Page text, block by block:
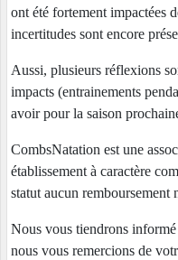
ont été fortement impactées
incertitudes sont encore
Aussi, plusieurs réflexions
impacts (entrainements
avoir pour la saison
CombsNatation est une
établissement à caractère
statut aucun remboursement
Nous vous tiendrons
nous vous remercions de